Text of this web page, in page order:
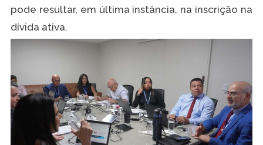
pode resultar, em última instância, na inscrição na
dívida ativa.